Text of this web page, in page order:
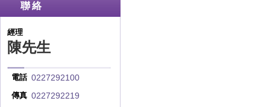
聯絡
經理
陳先生
電話 0227292100
傳真 0227292219